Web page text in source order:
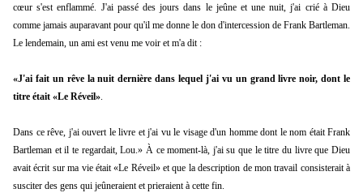
cœur s'est enflammé. J'ai passé des jours dans le jeûne et une nuit, j'ai crié à Dieu
comme jamais auparavant pour qu'il me donne le don d'intercession de Frank Bartleman.
Le lendemain, un ami est venu me voir et m'a dit :
«J'ai fait un rêve la nuit dernière dans lequel j'ai vu un grand livre noir, dont le
titre était «Le Réveil».
Dans ce rêve, j'ai ouvert le livre et j'ai vu le visage d'un homme dont le nom était Frank
Bartleman et il te regardait, Lou.» À ce moment-là, j'ai su que le titre du livre que Dieu
avait écrit sur ma vie était «Le Réveil» et que la description de mon travail consisterait à
susciter des gens qui jeûneraient et prieraient à cette fin.